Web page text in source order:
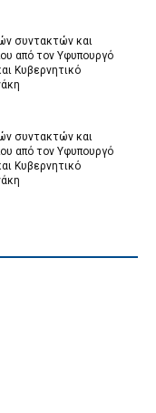
συντακτών και
από τον Υφυπουργό
Κυβερνητικό
συντακτών και
από τον Υφυπουργό
Κυβερνητικό